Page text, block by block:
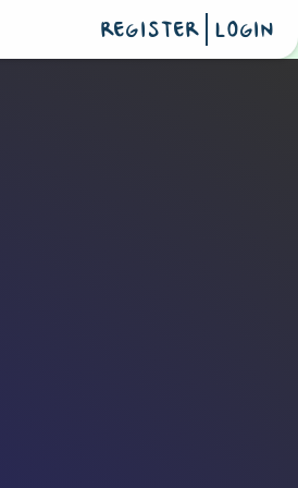
REGISTER LOGIN